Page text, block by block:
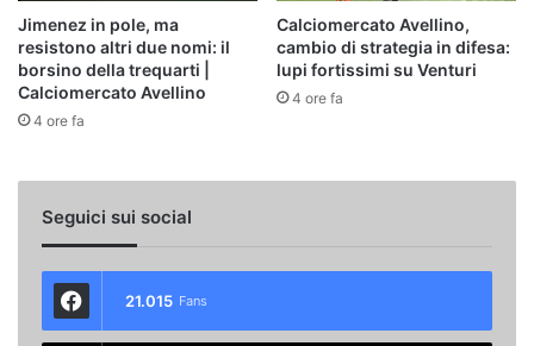
Jimenez in pole, ma
resistono altri due nomi: il
borsino della trequarti |
Calciomercato Avellino
4 ore fa
Calciomercato Avellino,
cambio di strategia in difesa:
lupi fortissimi su Venturi
4 ore fa
Seguici sui social
21.015 Fans